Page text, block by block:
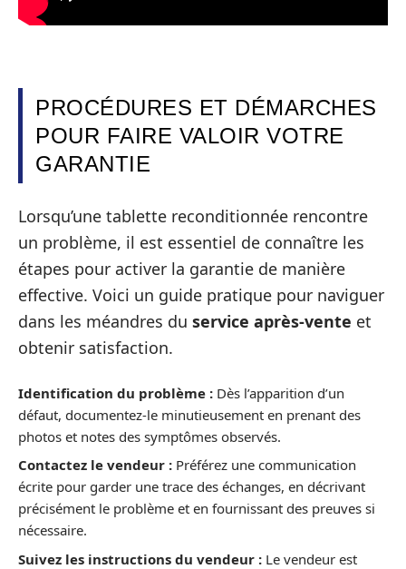
PROCÉDURES ET DÉMARCHES
POUR FAIRE VALOIR VOTRE
GARANTIE
Lorsqu’une tablette reconditionnée rencontre
un problème, il est essentiel de connaître les
étapes pour activer la garantie de manière
effective. Voici un guide pratique pour naviguer
dans les méandres du service après-vente et
obtenir satisfaction.
Identification du problème : Dès l’apparition d’un
défaut, documentez-le minutieusement en prenant des
photos et notes des symptômes observés.
Contactez le vendeur : Préférez une communication
écrite pour garder une trace des échanges, en décrivant
précisément le problème et en fournissant des preuves si
nécessaire.
Suivez les instructions du vendeur : Le vendeur est